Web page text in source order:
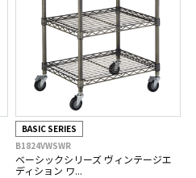
BASIC SERIES
B1824VWSWR
ベーシックシリーズ ヴィンテージエ
ディション ワ...